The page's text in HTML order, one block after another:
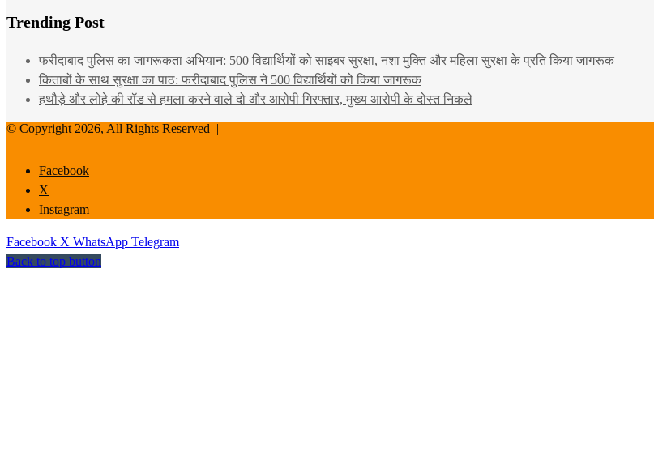
Trending Post
फरीदाबाद पुलिस का जागरूकता अभियान: 500 विद्यार्थियों को साइबर सुरक्षा, नशा मुक्ति और महिला सुरक्षा के प्रति किया जागरूक
किताबों के साथ सुरक्षा का पाठ: फरीदाबाद पुलिस ने 500 विद्यार्थियों को किया जागरूक
हथौड़े और लोहे की रॉड से हमला करने वाले दो और आरोपी गिरफ्तार, मुख्य आरोपी के दोस्त निकले
© Copyright 2026, All Rights Reserved |
Facebook
X
Instagram
Facebook X WhatsApp Telegram
Back to top button